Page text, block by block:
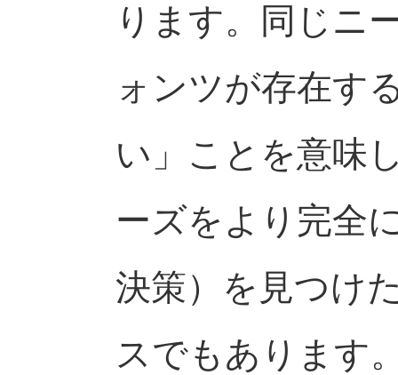
ります。同じニ
ォンツが存在す
い」ことを意味
ーズをより完全
決策）を見つけ
スでもあります